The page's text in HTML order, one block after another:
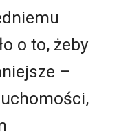
o to, żeby
–